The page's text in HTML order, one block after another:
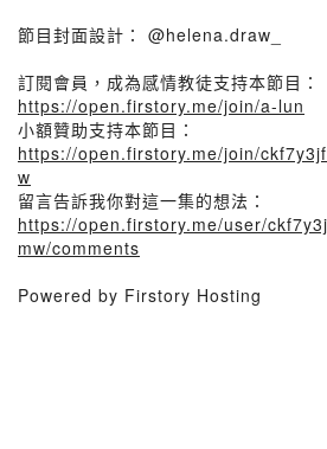
節目封面設計： @helena.draw_
訂閱會員，成為感情教徒支持本節目：
https://open.firstory.me/join/a-lun
小額贊助支持本節目：
https://open.firstory.me/join/
w
留言告訴我你對這一集的想法：
https://open.firstory.me/user/
mw/comments
Powered by Firstory Hosting